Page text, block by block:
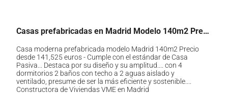
Casas prefabricadas en Madrid Modelo 140m2 Precio 141,525€
Casa moderna prefabricada modelo Madrid 140m2 Precio
desde 141,525 euros - Cumple con el estándar de Casa
Pasiva... Destaca por su diseño y su amplitud.... con 4
dormitorios 2 baños con techo a 2 aguas aislado y
ventilado, presume de ser la más eficiente y sostenible....
Constructora de Viviendas VME en Madrid